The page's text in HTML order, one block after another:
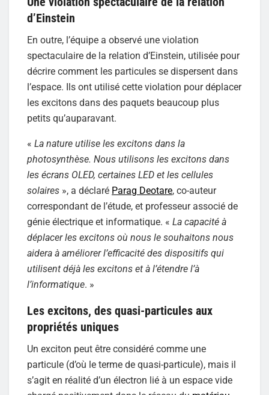
d’Einstein
En outre, l’équipe a observé une violation
spectaculaire de la relation d’Einstein, utilisée pour
décrire comment les particules se dispersent dans
l’espace. Ils ont utilisé cette violation pour déplacer
les excitons dans des paquets beaucoup plus
petits qu’auparavant.
« La nature utilise les excitons dans la
photosynthèse. Nous utilisons les excitons dans
les écrans OLED, certaines LED et les cellules
solaires », a déclaré Parag Deotare, co-auteur
correspondant de l’étude, et professeur associé de
génie électrique et informatique. « La capacité à
déplacer les excitons où nous le souhaitons nous
aidera à améliorer l’efficacité des dispositifs qui
utilisent déjà les excitons et à l’étendre l’à
l’informatique. »
Les excitons, des quasi-particules aux
propriétés uniques
Un exciton peut être considéré comme une
particule (d’où le terme de quasi-particule), mais il
s’agit en réalité d’un électron lié à un espace vide